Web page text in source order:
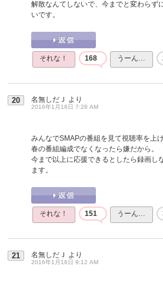
解散なんてしないで、今までと変わらず
いです。
それな！ 168 うーん…
20 名無しだＪ より
2016年1月16日 7:28 AM
みんなでSMAPの番組を見て視聴率を上げ
春の番組編成でなくなったら嫌だから。
今まで以上に応援できるとしたら録画し
ます。
それな！ 151 うーん…
21 名無しだＪ より
2016年1月16日 9:12 AM